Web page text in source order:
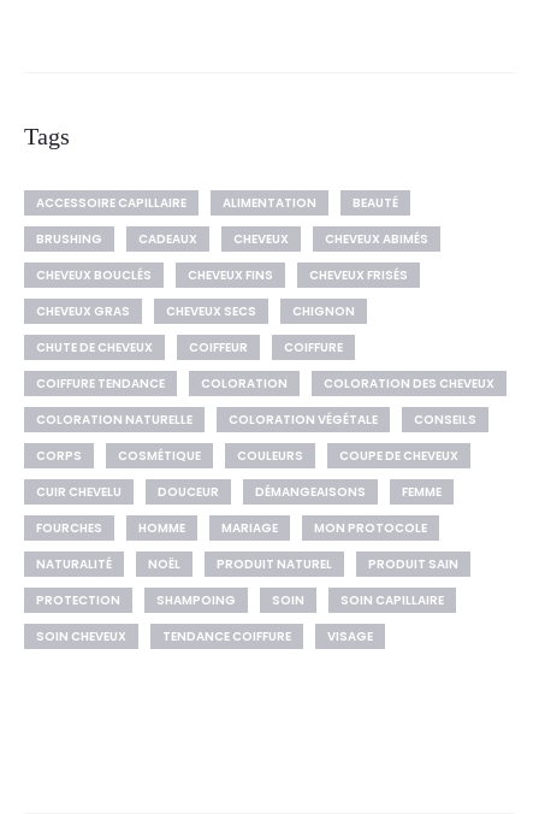
Tags
ACCESSOIRE CAPILLAIRE ALIMENTATION
BEAUTÉ
BRUSHING
CADEAUX CHEVEUX
CHEVEUX ABIMÉS
CHEVEUX BOUCLÉS
CHEVEUX FINS
CHEVEUX FRISÉS
CHEVEUX GRAS
CHEVEUX SECS
CHIGNON
CHUTE DE CHEVEUX
COIFFEUR
COIFFURE
COIFFURE TENDANCE
COLORATION
COLORATION DES CHEVEUX
COLORATION NATURELLE
COLORATION VÉGÉTALE
CONSEILS
CORPS
COSMÉTIQUE COULEURS
COUPE DE CHEVEUX
CUIR CHEVELU
DOUCEUR DÉMANGEAISONS
FEMME
FOURCHES
HOMME MARIAGE
MON PROTOCOLE
NATURALITÉ
NOËL PRODUIT NATUREL
PRODUIT SAIN
PROTECTION
SHAMPOING SOIN
SOIN CAPILLAIRE
SOIN CHEVEUX
TENDANCE COIFFURE VISAGE